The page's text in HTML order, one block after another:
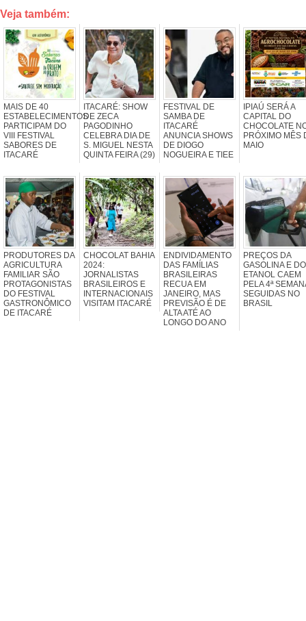
Veja também:
MAIS DE 40
ESTABELECIMENTOS
PARTICIPAM DO
VIII FESTIVAL
SABORES DE
ITACARÉ
ITACARÉ: SHOW
DE ZECA
PAGODINHO
CELEBRA DIA DE
S. MIGUEL NESTA
QUINTA FEIRA (29)
FESTIVAL DE
SAMBA DE
ITACARÉ
ANUNCIA SHOWS
DE DIOGO
NOGUEIRA E TIEE
IPIAÚ SERÁ A
CAPITAL DO
CHOCOLATE
PRÓXIMO MÊS
MAIO
PRODUTORES DA
AGRICULTURA
FAMILIAR SÃO
PROTAGONISTAS
DO FESTIVAL
GASTRONÔMICO
DE ITACARÉ
CHOCOLAT BAHIA
2024:
JORNALISTAS
BRASILEIROS E
INTERNACIONAIS
VISITAM ITACARÉ
ENDIVIDAMENTO
DAS FAMÍLIAS
BRASILEIRAS
RECUA EM
JANEIRO, MAS
PREVISÃO É DE
ALTA ATÉ AO
LONGO DO ANO
PREÇOS DA
GASOLINA E DO
ETANOL CAEM
PELA 4ª
SEGUIDAS NO
BRASIL